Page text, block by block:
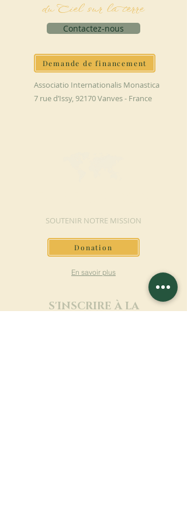
du Ciel sur la terre
Contactez-nous
Demande de financement
Associatio Internationalis Monastica
7 rue d’Issy, 92170 Vanves - France
SOUTENIR NOTRE MISSION
Donation
En savoir plus
S'INSCRIRE À LA